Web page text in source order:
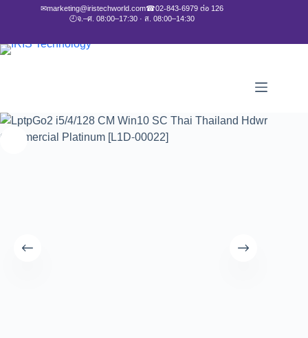
✉marketing@iristechworld.com☎02-843-6979 ต่อ 126
🕘จ.–ศ. 08:00–17:30 · ส. 08:00–14:30